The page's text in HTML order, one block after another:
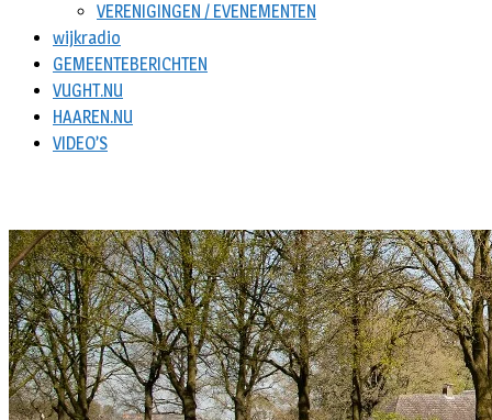
VERENIGINGEN / EVENEMENTEN
wijkradio
GEMEENTEBERICHTEN
VUGHT.NU
HAAREN.NU
VIDEO’S